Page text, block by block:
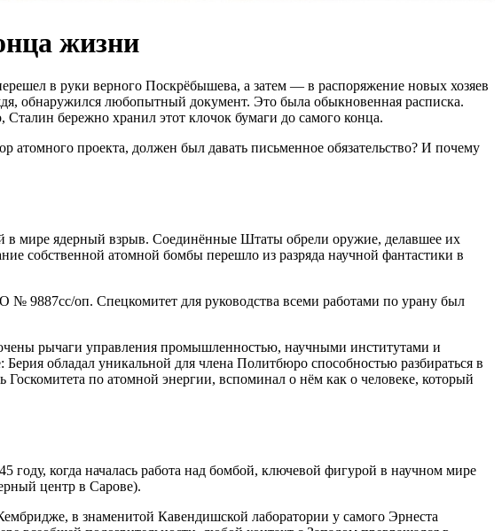
жизни
в руки верного Поскрёбышева, а затем — в распоряжение новых хозяев
обнаружился любопытный документ. Это была обыкновенная расписка.
бережно хранил этот клочок бумаги до самого конца.
атомного проекта, должен был давать письменное обязательство? И почему
в мире ядерный взрыв. Соединённые Штаты обрели оружие, делавшее их
собственной атомной бомбы перешло из разряда научной фантастики в
9887сс/оп. Спецкомитет для руководства всеми работами по урану был
рычаги управления промышленностью, научными институтами и
обладал уникальной для члена Политбюро способностью разбираться в
по атомной энергии, вспоминал о нём как о человеке, который
году, когда началась работа над бомбой, ключевой фигурой в научном мире
центр в Сарове).
в знаменитой Кавендишской лаборатории у самого Эрнеста